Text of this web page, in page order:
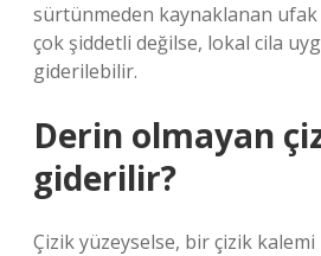
sürtünmeden kaynaklanan
çok şiddetli değilse, lokal cila
giderilebilir.
Derin olmayan
giderilir?
Çizik yüzeyselse, bir çizik kalemi